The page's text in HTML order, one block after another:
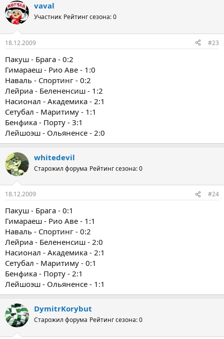
vaval
Участник Рейтинг сезона: 0
18.12.2009 #23
Пакуш - Брага - 0:2
Гимараеш - Рио Аве - 1:0
Наваль - Спортинг - 0:2
Лейриа - Белененсиш - 1:2
Насионал - Академика - 2:1
Сетубал - Маритиму - 1:1
Бенфика - Порту - 3:1
Лейшоэш - Ольяненсе - 2:0
whitedevil
Старожил форума Рейтинг сезона: 0
18.12.2009 #24
Пакуш - Брага - 0:1
Гимараеш - Рио Аве - 1:1
Наваль - Спортинг - 0:2
Лейриа - Белененсиш - 2:0
Насионал - Академика - 2:1
Сетубал - Маритиму - 0:1
Бенфика - Порту - 2:1
Лейшоэш - Ольяненсе - 1:1
DymitrKorybut
Старожил форума Рейтинг сезона: 0